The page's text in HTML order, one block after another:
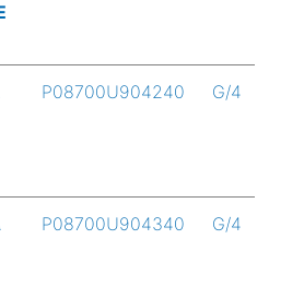
P08700U904240 G/4
P08700U904340 G/4